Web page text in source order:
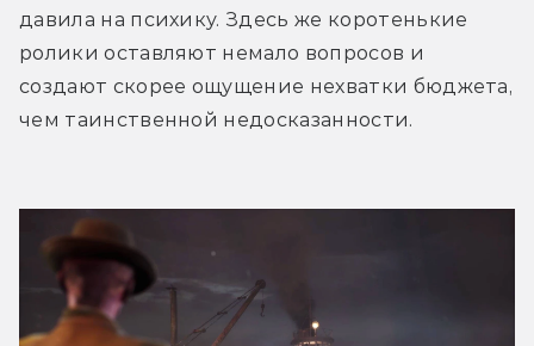
давила на психику. Здесь же коротенькие
ролики оставляют немало вопросов и
создают скорее ощущение нехватки бюджета,
чем таинственной недосказанности.